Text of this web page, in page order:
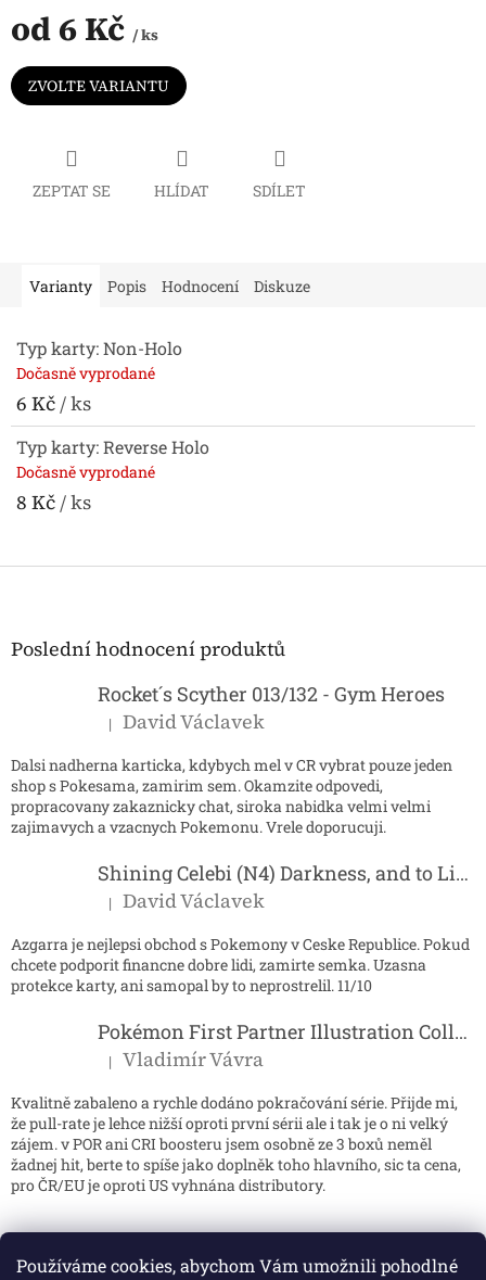
Používáme cookies, abychom Vám umožnili pohodlné
od6 Kč / ks
Měrná
cena:ZVOLTE VARIANTU
ZEPTAT SE HLÍDAT SDÍLET
Varianty Popis Hodnocení Diskuze
Typ karty: Non-Holo
Dočasně vyprodané
6 Kč / ks
Typ karty: Reverse Holo
Dočasně vyprodané
8 Kč / ks
Z
Poslední hodnocení produktů
Rocket´s Scyther 013/132 - Gym Heroes
Hodnocení produktu je 5 z 5 hvězdiček.
| David Václavek
Dalsi nadherna karticka, kdybych mel v CR vybrat pouze jeden
shop s Pokesama, zamirim sem. Okamzite odpovedi,
propracovany zakaznicky chat, siroka nabidka velmi velmi
zajimavych a vzacnych Pokemonu. Vrele doporucuji.
Shining Celebi (N4) Darkness, and to Light...
Hodnocení produktu je 5 z 5 hvězdiček.
| David Václavek
Azgarra je nejlepsi obchod s Pokemony v Ceske Republice. Pokud
chcete podporit financne dobre lidi, zamirte semka. Uzasna
protekce karty, ani samopal by to neprostrelil. 11/10
Pokémon First Partner Illustration Collection - Series 2
Hodnocení produktu je 5 z 5 hvězdiček.
| Vladimír Vávra
Kvalitně zabaleno a rychle dodáno pokračování série. Přijde mi,
že pull-rate je lehce nižší oproti první sérii ale i tak je o ni velký
zájem. v POR ani CRI boosteru jsem osobně ze 3 boxů neměl
žadnej hit, berte to spíše jako doplněk toho hlavního, sic ta cena,
pro ČR/EU je oproti US vyhnána distributory.